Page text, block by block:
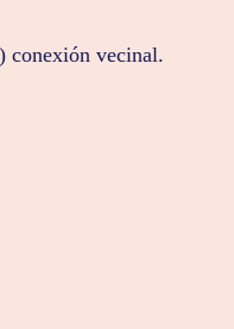
conexión vecinal.